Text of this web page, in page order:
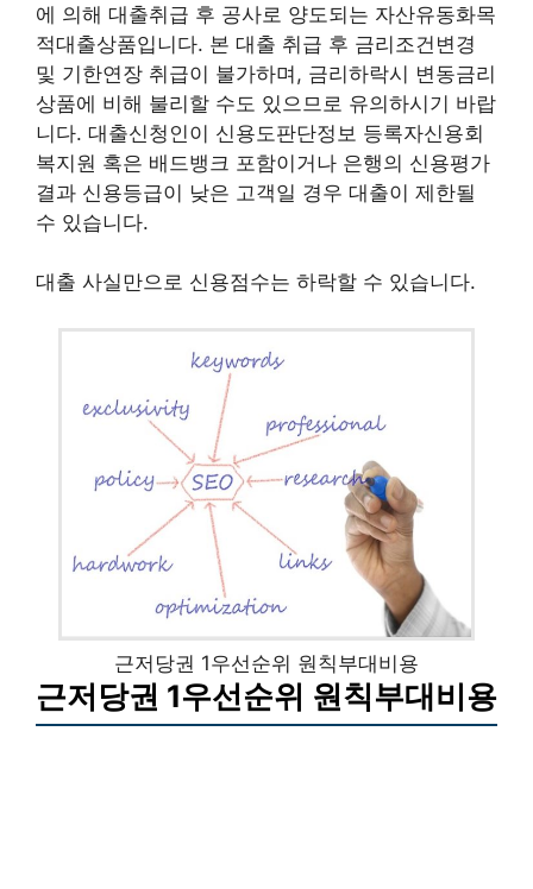
에 의해 대출취급 후 공사로 양도되는 자산유동화목
적대출상품입니다. 본 대출 취급 후 금리조건변경
및 기한연장 취급이 불가하며, 금리하락시 변동금리
상품에 비해 불리할 수도 있으므로 유의하시기 바랍
니다. 대출신청인이 신용도판단정보 등록자신용회
복지원 혹은 배드뱅크 포함이거나 은행의 신용평가
결과 신용등급이 낮은 고객일 경우 대출이 제한될
수 있습니다.
대출 사실만으로 신용점수는 하락할 수 있습니다.
근저당권 1우선순위 원칙부대비용
근저당권 1우선순위 원칙부대비용